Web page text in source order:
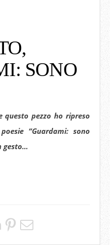
SONO
pezzo ho ripreso
“Guardami: sono
gesto...